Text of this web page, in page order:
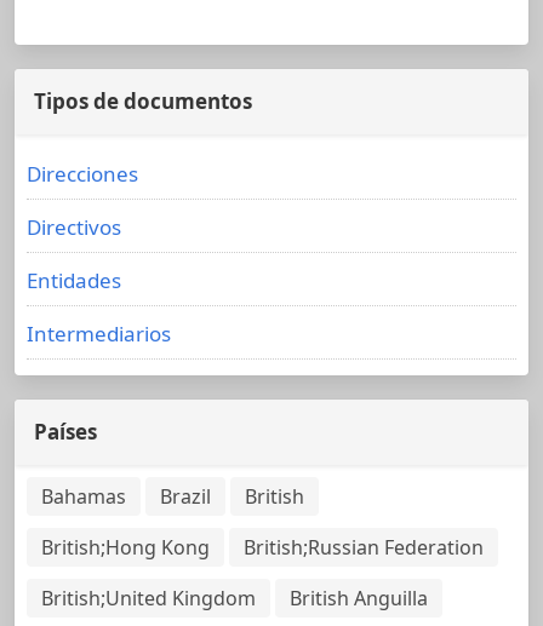
Tipos de documentos
Direcciones
Directivos
Entidades
Intermediarios
Países
Bahamas Brazil
British
British;Hong Kong
British;Russian Federation
British;United Kingdom
British Anguilla